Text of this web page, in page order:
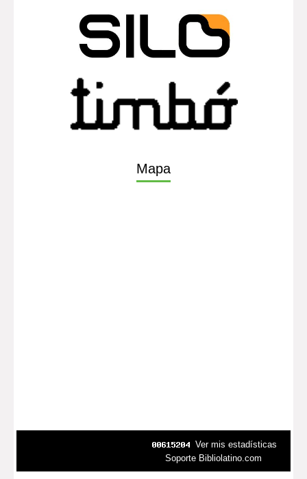
Mapa
Ver mis estadísticas
Soporte Bibliolatino.com